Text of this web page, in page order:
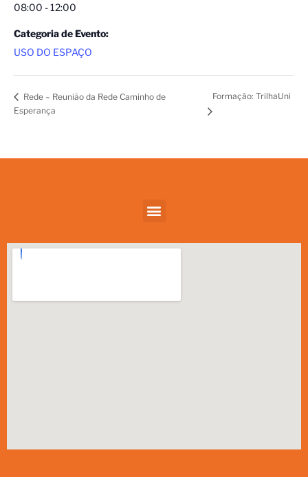
08:00 - 12:00
Categoria de Evento:
USO DO ESPAÇO
Rede – Reunião da Rede Caminho de
Esperança
Formação: TrilhaUni